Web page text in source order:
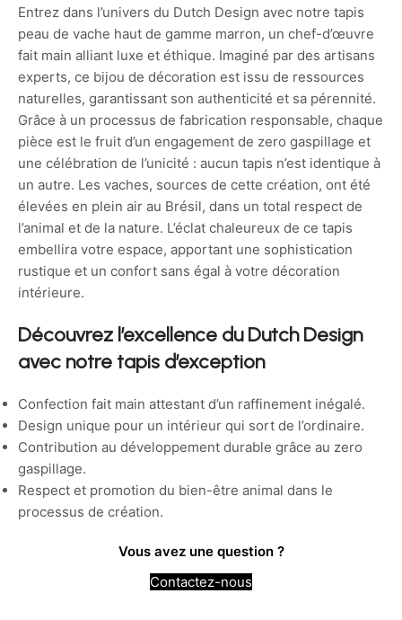
Entrez dans l’univers du Dutch Design avec notre tapis
peau de vache haut de gamme marron, un chef-d’œuvre
fait main alliant luxe et éthique. Imaginé par des artisans
experts, ce bijou de décoration est issu de ressources
naturelles, garantissant son authenticité et sa pérennité.
Grâce à un processus de fabrication responsable, chaque
pièce est le fruit d’un engagement de zero gaspillage et
une célébration de l’unicité : aucun tapis n’est identique à
un autre. Les vaches, sources de cette création, ont été
élevées en plein air au Brésil, dans un total respect de
l’animal et de la nature. L’éclat chaleureux de ce tapis
embellira votre espace, apportant une sophistication
rustique et un confort sans égal à votre décoration
intérieure.
Découvrez l’excellence du Dutch Design
avec notre tapis d’exception
Confection fait main attestant d’un raffinement inégalé.
Design unique pour un intérieur qui sort de l’ordinaire.
Contribution au développement durable grâce au zero
gaspillage.
Respect et promotion du bien-être animal dans le
processus de création.
Vous avez une question ?
Contactez-nous